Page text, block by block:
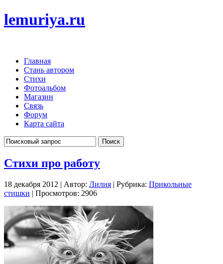
lemuriya.ru
Главная
Стань автором
Стихи
Фотоальбом
Магазин
Связь
Форум
Карта сайта
Стихи про работу
18 декабря 2012 | Автор: Лилия | Рубрика: Прикольные
стишки | Просмотров: 2906